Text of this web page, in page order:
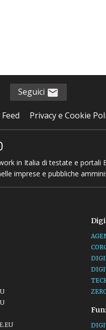
Seguici
Feed Privacy e Cookie
in Italia di testate e portali
imprese e pubbliche